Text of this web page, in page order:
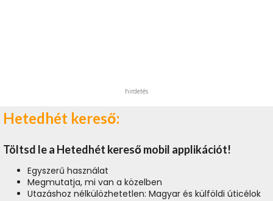
hirdetés
Hetedhét kereső:
Töltsd le a Hetedhét kereső mobil applikációt!
Egyszerű használat
Megmutatja, mi van a közelben
Utazáshoz nélkülözhetetlen: Magyar és külföldi úticélok